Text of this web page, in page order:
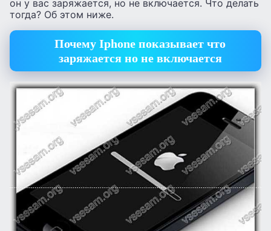
он у вас заряжается, но не включается. Что делать
тогда? Об этом ниже.
Почему Iphone показывает что
заряжается но не включается